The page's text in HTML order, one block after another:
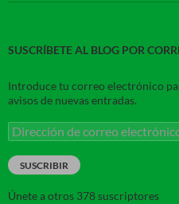
SUSCRÍBETE AL BLOG POR
Introduce tu correo electrónico
avisos de nuevas entradas.
Dirección
de
correo
electrónico
SUSCRIBIR
Únete a otros 378 suscriptores